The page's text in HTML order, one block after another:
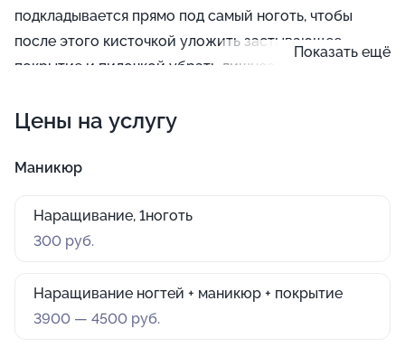
подкладывается прямо под самый ноготь, чтобы
после этого кисточкой уложить застывающее
покрытие и пилочкой убрать лишнее? Обязательно
какое покрытие вам больше нравится: гель или
Показать ещё
Цены на услугу
Маникюр
Наращивание, 1ноготь
300 руб.
Наращивание ногтей + маникюр + покрытие
3900 — 4500 руб.